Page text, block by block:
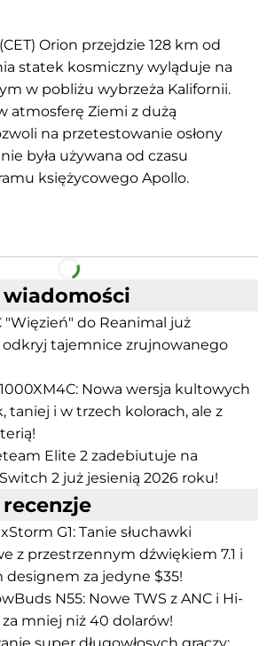
Orion przejdzie 128 km od
statek kosmiczny wyląduje na
w pobliżu wybrzeża Kalifornii.
atmosferę Ziemi z dużą
na przetestowanie osłony
była używana od czasu
księżycowego Apollo.
Telegram
"Więzień" do Reanimal już
tajemnice zrujnowanego
Nowa wersja kultowych
taniej i w trzech kolorach, ale z
Elite 2 zadebiutuje na
2 już jesienią 2026 roku!
G1: Tanie słuchawki
z przestrzennym dźwiękiem 7.1 i
designem za jedyne $35!
N55: Nowe TWS z ANC i Hi-
za mniej niż 40 dolarów!